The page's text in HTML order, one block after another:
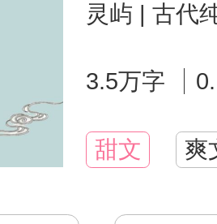
灵屿 | 古代
3.5万字
甜文 爽